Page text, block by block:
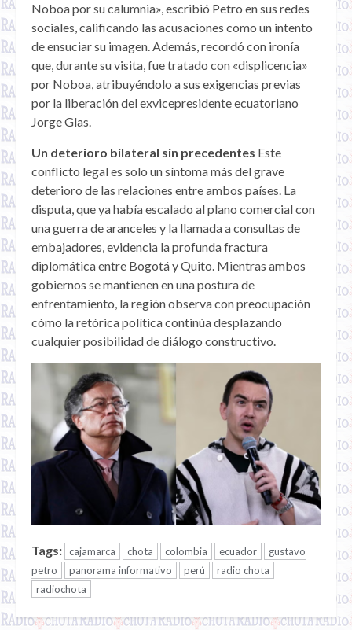
Noboa por su calumnia», escribió Petro en sus redes
sociales, calificando las acusaciones como un intento
de ensuciar su imagen. Además, recordó con ironía
que, durante su visita, fue tratado con «displicencia»
por Noboa, atribuyéndolo a sus exigencias previas
por la liberación del exvicepresidente ecuatoriano
Jorge Glas.
Un deterioro bilateral sin precedentes Este
conflicto legal es solo un síntoma más del grave
deterioro de las relaciones entre ambos países. La
disputa, que ya había escalado al plano comercial con
una guerra de aranceles y la llamada a consultas de
embajadores, evidencia la profunda fractura
diplomática entre Bogotá y Quito. Mientras ambos
gobiernos se mantienen en una postura de
enfrentamiento, la región observa con preocupación
cómo la retórica política continúa desplazando
cualquier posibilidad de diálogo constructivo.
Tags: cajamarca chota colombia ecuador
gustavo
petro
panorama informativo perú
radio chota
radiochota